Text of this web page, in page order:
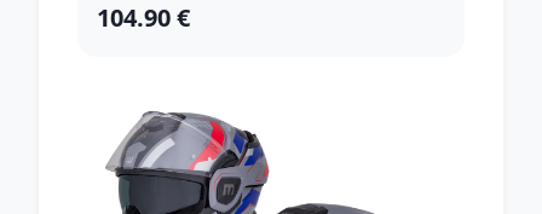
104.90 €